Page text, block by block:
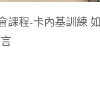
課程-卡內基訓練